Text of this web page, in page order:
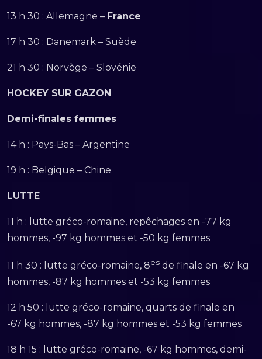
13 h 30 : Allemagne – France
17 h 30 : Danemark – Suède
21 h 30 : Norvège – Slovénie
HOCKEY SUR GAZON
Demi-finales femmes
14 h : Pays-Bas – Argentine
19 h : Belgique – Chine
LUTTE
11 h : lutte gréco-romaine, repêchages en -77 kg
hommes, -97 kg hommes et -50 kg femmes
11 h 30 : lutte gréco-romaine, 8es de finale en -67 kg
hommes, -87 kg hommes et -53 kg femmes
12 h 50 : lutte gréco-romaine, quarts de finale en
-67 kg hommes, -87 kg hommes et -53 kg femmes
18 h 15 : lutte gréco-romaine, -67 kg hommes, demi-